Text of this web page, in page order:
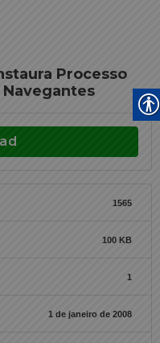
Processo
1565
100 KB
1
1 de janeiro de 2008